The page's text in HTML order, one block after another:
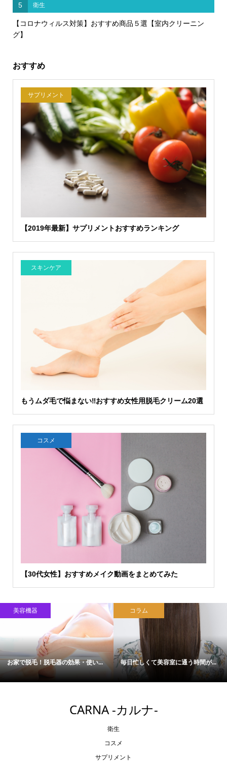
5 衛生
【コロナウィルス対策】おすすめ商品５選【室内クリーニン
グ】
おすすめ
サプリメント
【2019年最新】サプリメントおすすめランキング
スキンケア
もうムダ毛で悩まない‼おすすめ女性用脱毛クリーム20選
コスメ
【30代女性】おすすめメイク動画をまとめてみた
美容機器
お家で脱毛！脱毛器の効果・使い...
コラム
毎日忙しくて美容室に通う時間が...
CARNA -カルナ-
衛生
コスメ
サプリメント